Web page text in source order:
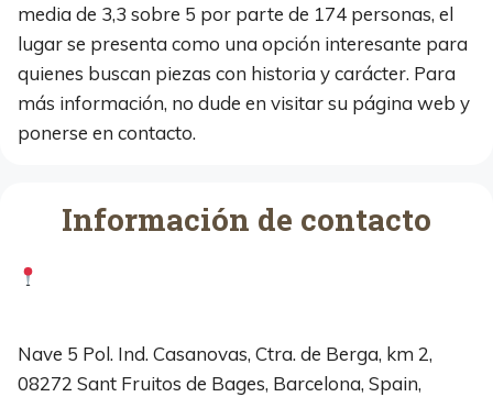
media de 3,3 sobre 5 por parte de 174 personas, el
lugar se presenta como una opción interesante para
quienes buscan piezas con historia y carácter. Para
más información, no dude en visitar su página web y
ponerse en contacto.
Información de contacto
Nave 5 Pol. Ind. Casanovas, Ctra. de Berga, km 2,
08272 Sant Fruitos de Bages, Barcelona, Spain,